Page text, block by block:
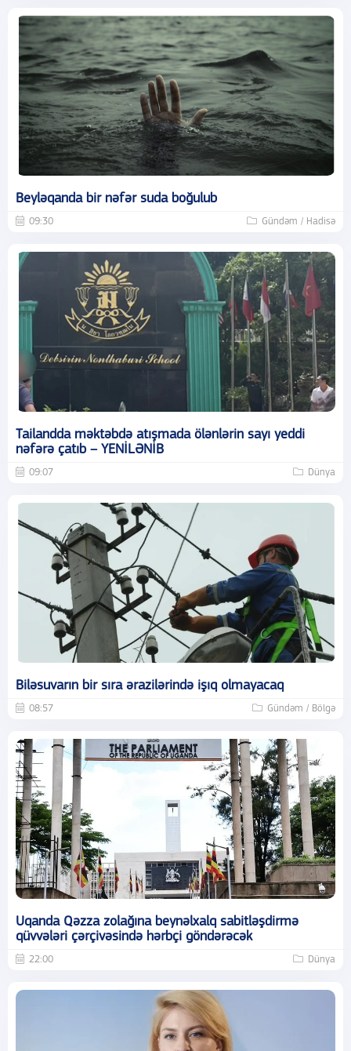
Beyləqanda bir nəfər suda boğulub
09:30 Gündəm / Hadisə
Tailandda məktəbdə atışmada ölənlərin sayı yeddi
nəfərə çatıb – YENİLƏNİB
09:07 Dünya
Biləsuvarın bir sıra ərazilərində işıq olmayacaq
08:57 Gündəm / Bölgə
Uqanda Qəzza zolağına beynəlxalq sabitləşdirmə
qüvvələri çərçivəsində hərbçi göndərəcək
22:00 Dünya